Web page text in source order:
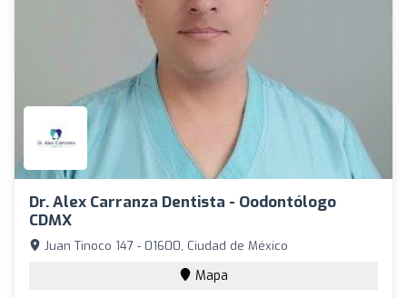
Dr. Alex Carranza Dentista - Oodontólogo
CDMX
Juan Tinoco 147 - 01600, Ciudad de México
Mapa